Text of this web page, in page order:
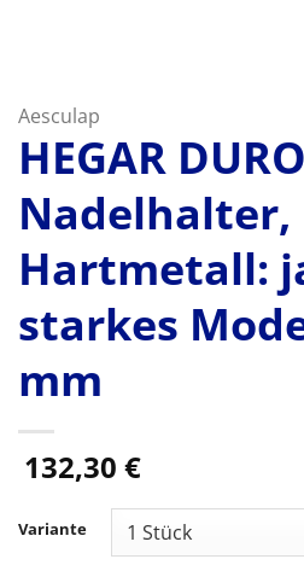
Aesculap
HEGAR
Nadelhalter,
Hartmetall:
starkes
mm
132,30 €
Variante